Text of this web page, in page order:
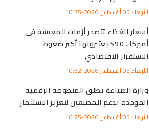
الأربعاء 05 أغسطس 2026-10:35
أسعار الغذاء تتصدر أزمات المعيشة في
أميركا.. 90% يعتبرونها أكبر ضغوط
الاستقرار الاقتصادي
الأربعاء 05 أغسطس 2026-10:32
وزارة الصناعة تطلق المنظومة الرقمية
الموحدة لدعم المصنعين لتعزيز الاستثمار
الأربعاء 05 أغسطس 2026-10:25